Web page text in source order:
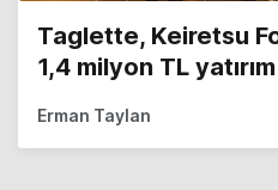
Taglette, Keiretsu
1,4 milyon TL yatırım
Erman Taylan